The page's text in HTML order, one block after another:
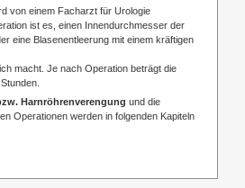
von einem Facharzt für Urologie
ist es, einen Innendurchmesser der
eine Blasenentleerung mit einem kräftigen
macht. Je nach Operation beträgt die
Harnröhrenverengung und die
Operationen werden in folgenden Kapiteln